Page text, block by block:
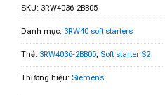
SKU: 3RW4036-2BB05
Danh mục: 3RW40 soft starters
Thẻ: 3RW4036-2BB05, Soft starter S2
Thương hiệu: Siemens